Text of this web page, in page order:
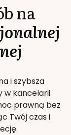
na
i szybsza
kancelarii.
prawną bez
Twój czas i